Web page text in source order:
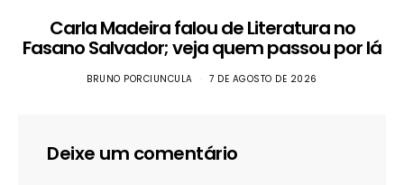
Carla Madeira falou de Literatura no
Fasano Salvador; veja quem passou por lá
BRUNO PORCIUNCULA 7 DE AGOSTO DE 2026
Deixe um comentário